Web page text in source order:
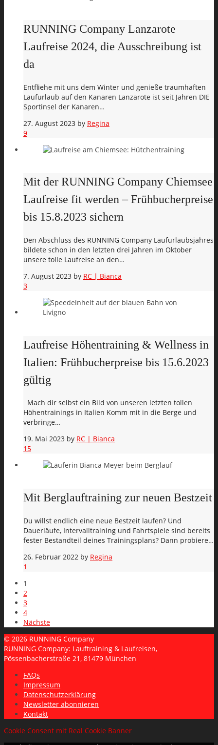
RUNNING Company Lanzarote
Laufreise 2024, die Ausschreibung ist
da
Entfliehe mit uns dem Winter und genieße traumhaften
Laufurlaub auf den Kanaren Lanzarote ist seit Jahren DIE
Sportinsel der Kanaren…
27. August 2023 by Regina
9
Mit der RUNNING Company Chiemsee
Laufreise fit werden – Frühbucherpreise
bis 15.8.2023 sichern
Den Abschluss des RUNNING Company Laufurlaubsjahres
bildete schon in den letzten drei Jahren im Oktober
unsere tolle Laufreise an den…
7. August 2023 by RC | Bianca
3
Laufreise Höhentraining & Wellness in
Italien: Frühbucherpreise bis 15.6.2023
gültig
Mach dir selbst ein Bild von unseren letzten tollen
Höhentrainings in Italien Komm mit in die Berge und
verbringe…
19. Mai 2023 by RC | Bianca
15
Mit Berglauftraining zur neuen Bestzeit
Du willst endlich eine neue Bestzeit laufen? Und
Dauerläufe, Intervalltraining und Fahrtspiele sind bereits
fester Bestandteil deines Trainingsplans? Dann probiere…
26. Februar 2022 by Regina
1
1
2
3
4
Nächste
© 2026 RUNNING Company
RUNNING Company: Lauftraining & Laufreisen,
Pössenbacherstraße 21, 81479 München
FAQs
Impressum
Datenschutzerklärung
Newsletter abonnieren
Kontakt
Cookie Consent mit Real Cookie Banner